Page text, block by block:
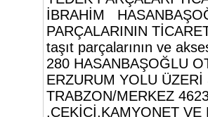
İBRAHİM
PARÇALARININ
taşıt parçalarının ve
280 HASANBAŞOĞLU
ERZURUM YOLU
TRABZON/MERKEZ
,ÇEKİCİ,KAMYONET VE